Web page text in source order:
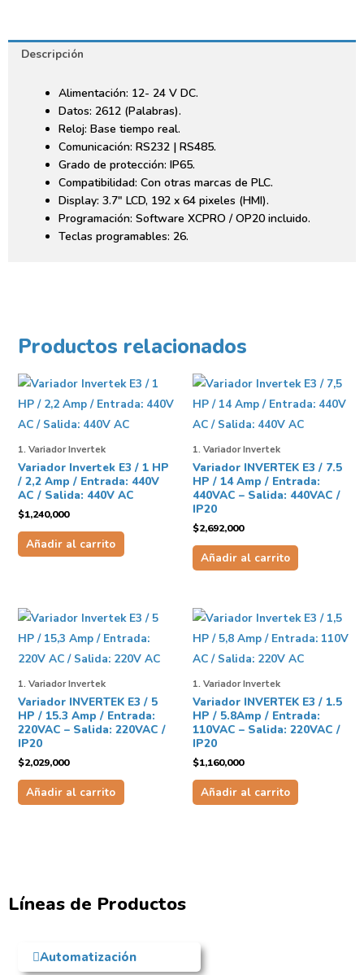
Descripción
Alimentación: 12- 24 V DC.
Datos: 2612 (Palabras).
Reloj: Base tiempo real.
Comunicación: RS232 | RS485.
Grado de protección: IP65.
Compatibilidad: Con otras marcas de PLC.
Display: 3.7″ LCD, 192 x 64 pixeles (HMI).
Programación: Software XCPRO / OP20 incluido.
Teclas programables: 26.
Productos relacionados
1. Variador Invertek
Variador Invertek E3 / 1 HP
/ 2,2 Amp / Entrada: 440V
AC / Salida: 440V AC
$1,240,000
Añadir al carrito
1. Variador Invertek
Variador INVERTEK E3 / 7.5
HP / 14 Amp / Entrada:
440VAC – Salida: 440VAC /
IP20
$2,692,000
Añadir al carrito
1. Variador Invertek
Variador INVERTEK E3 / 5
HP / 15.3 Amp / Entrada:
220VAC – Salida: 220VAC /
IP20
$2,029,000
Añadir al carrito
1. Variador Invertek
Variador INVERTEK E3 / 1.5
HP / 5.8Amp / Entrada:
110VAC – Salida: 220VAC /
IP20
$1,160,000
Añadir al carrito
Líneas de Productos
Automatización